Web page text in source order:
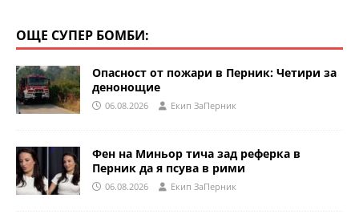
ОЩЕ СУПЕР БОМБИ:
Опасност от пожари в Перник: Четири за
денонощие
06.08.2026 Eкип ЗаПерник
Фен на Миньор тича зад реферка в
Перник да я псува в рими
06.08.2026 Eкип ЗаПерник